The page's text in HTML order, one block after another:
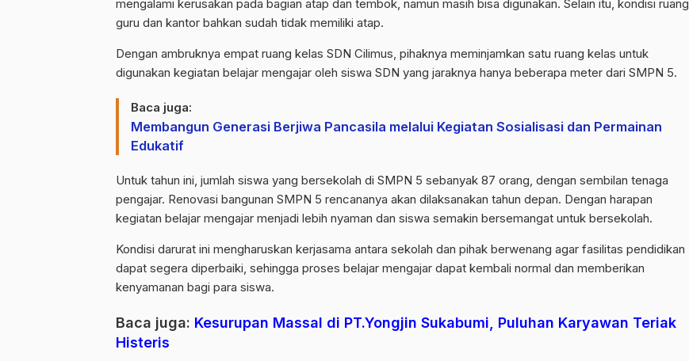
mengalami kerusakan pada bagian atap dan tembok, namun masih bisa digunakan. Selain itu, kondisi ruang
guru dan kantor bahkan sudah tidak memiliki atap.
Dengan ambruknya empat ruang kelas SDN Cilimus, pihaknya meminjamkan satu ruang kelas untuk
digunakan kegiatan belajar mengajar oleh siswa SDN yang jaraknya hanya beberapa meter dari SMPN 5.
Baca juga:
Membangun Generasi Berjiwa Pancasila melalui Kegiatan Sosialisasi dan Permainan
Edukatif
Untuk tahun ini, jumlah siswa yang bersekolah di SMPN 5 sebanyak 87 orang, dengan sembilan tenaga
pengajar. Renovasi bangunan SMPN 5 rencananya akan dilaksanakan tahun depan. Dengan harapan
kegiatan belajar mengajar menjadi lebih nyaman dan siswa semakin bersemangat untuk bersekolah.
Kondisi darurat ini mengharuskan kerjasama antara sekolah dan pihak berwenang agar fasilitas pendidikan
dapat segera diperbaiki, sehingga proses belajar mengajar dapat kembali normal dan memberikan
kenyamanan bagi para siswa.
Baca juga: Kesurupan Massal di PT.Yongjin Sukabumi, Puluhan Karyawan Teriak
Histeris